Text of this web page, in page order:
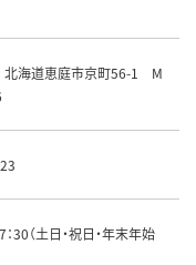
海道恵庭市京町56-1 M
30（土日・祝日・年末年始